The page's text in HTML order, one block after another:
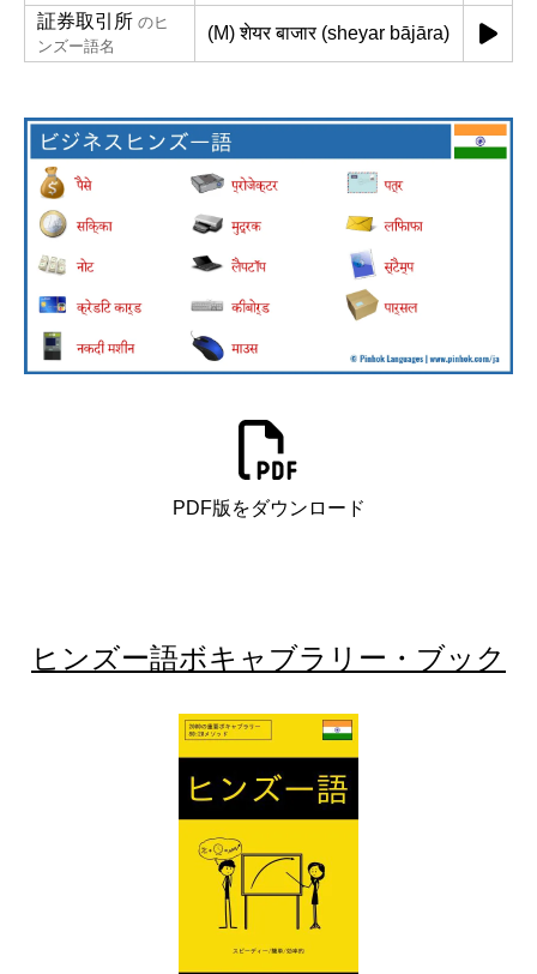
証券取引所 のヒ
ンズー語名
(M) शेयर बाजार (sheyar bājāra)
PDF版をダウンロード
ヒンズー語ボキャブラリー・ブック